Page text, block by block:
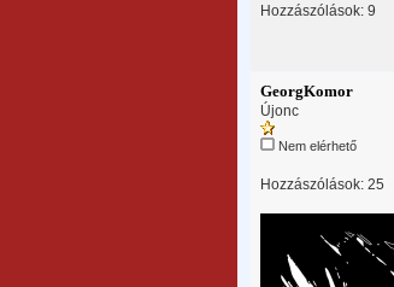
Hozzászólások: 9
GeorgKomor
Újonc
Nem elérhető
Hozzászólások: 25